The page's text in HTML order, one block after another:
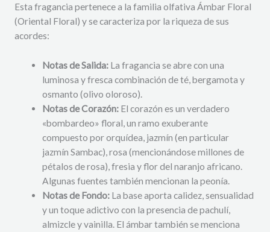
Esta fragancia pertenece a la familia olfativa Ámbar Floral
(Oriental Floral) y se caracteriza por la riqueza de sus
acordes:
Notas de Salida: La fragancia se abre con una
luminosa y fresca combinación de té, bergamota y
osmanto (olivo oloroso).
Notas de Corazón: El corazón es un verdadero
«bombardeo» floral, un ramo exuberante
compuesto por orquídea, jazmín (en particular
jazmín Sambac), rosa (mencionándose millones de
pétalos de rosa), fresia y flor del naranjo africano.
Algunas fuentes también mencionan la peonía.
Notas de Fondo: La base aporta calidez, sensualidad
y un toque adictivo con la presencia de pachulí,
almizcle y vainilla. El ámbar también se menciona